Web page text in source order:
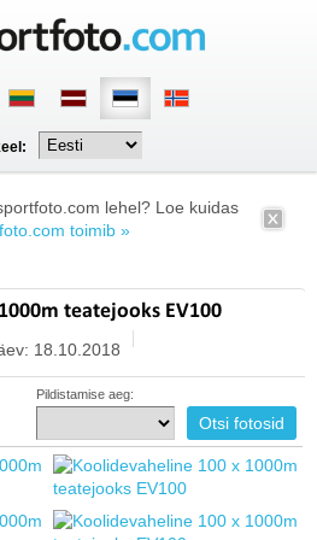
lehel? Loe kuidas
toimib »
teatejooks EV100
18.10.2018
Pildistamise aeg: